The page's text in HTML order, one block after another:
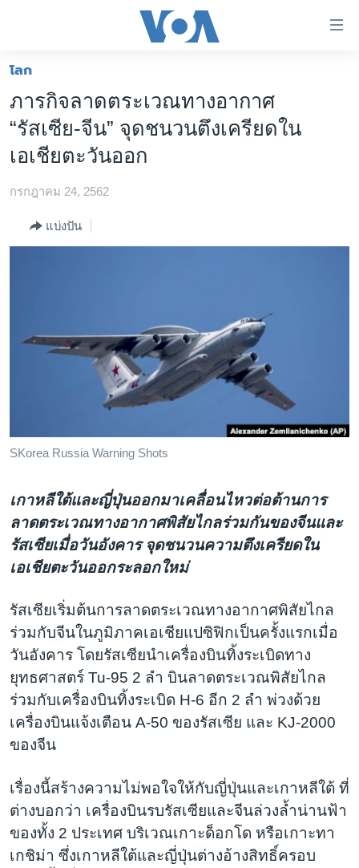
ต่อ
ไป
เนื้อหา
หลัก
ไป
ข้าม
ค้นหา
โลก
เอเชีย
ไทย
ธุรกิจ
ตรวจสอบข่าว
เรียนรู้ภาษาอังกฤษ
ติดตามเรา
เลือกภาษา
โลก
ภารกิจลาดตระเวณทางอากาศ
“รัสเซีย-จีน” จุดชนวนตึงเครียดใน
เอเชียตะวันออก
กรกฎาคม 24, 2562
แบ่งปัน
SKorea Russia Warning Shots
เกาหลีใต้และญี่ปุ่นออกมาเคลื่อนไหวต่อต้านการ
ลาดตระเวณทางอากาศพิสัยไกลร่วมกันของจีนและ
รัสเซียเมื่อวันอังคาร จุดชนวนความตึงเครียดใน
เอเชียตะวันออกระลอกใหม่
รัสเซียเริ่มต้นการลาดตระเวณทางอากาศพิสัยไกล
ร่วมกับจีนในภูมิภาคเอเชียแปซิฟิกเป็นครั้งแรกเมื่อ
วันอังคาร โดยรัสเซียนำเครื่องบินทิ้งระเบิดทาง
ยุทธศาสตร์ Tu-95 2 ลำ บินลาดตระเวณพิสัยไกล
ร่วมกับเครื่องบินทิ้งระเบิด H-6 อีก 2 ลำ พ่วงด้วย
เครื่องบินแจ้งเตือน A-50 ของรัสเซีย และ KJ-2000
ของจีน
เรื่องนี้สร้างความไม่พอใจให้กับญี่ปุ่นและเกาหลีใต้ ที่
ต่างบอกว่า เครื่องบินรบรัสเซียและจีนล่วงล้ำน่านฟ้า
ของทั้ง 2 ประเทศ บริเวณเกาะด็อกโด หรือเกาะทา
เกชิม่า ซึ่งเกาหลีใต้และญี่ปุ่นต่างอ้างสิทธิ์ครอบ